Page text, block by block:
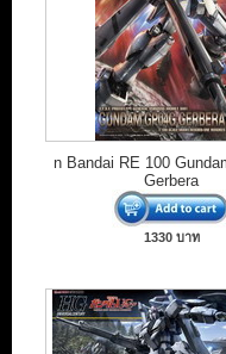
n Bandai RE 100
Gerbera
1330 บาท